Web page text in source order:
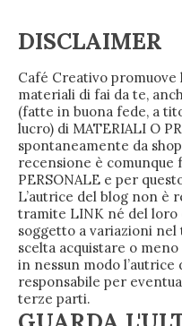
DISCLAIMER
Café Creativo
materiali di fai da te,
(fatte in buona fede, a
lucro) di MATERIALI O
spontaneamente da
recensione è comunque
PERSONALE e per
L’autrice del blog non è
tramite LINK né del loro
soggetto a variazioni nel
scelta acquistare o
in nessun modo
responsabile per
terze parti.